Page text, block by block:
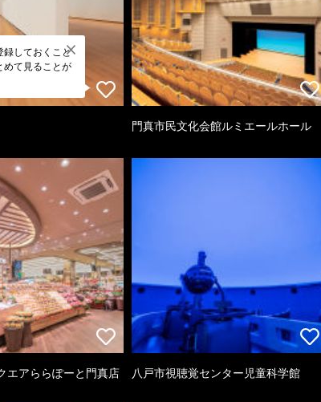
録しておくこと
めて見ることが
門真市民文化会館ルミエールホール
エアららぽーと門真店 八戸市視聴覚センター児童科学館